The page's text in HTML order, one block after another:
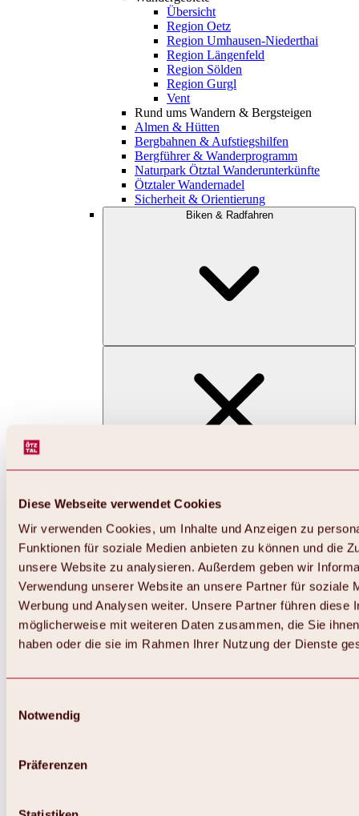
Diese Webseite verwendet Cookies
Wir verwenden Cookies, um Inhalte und Anzeigen zu
Funktionen für soziale Medien anbieten zu können und die
unsere Website zu analysieren. Außerdem geben wir
Verwendung unserer Website an unsere Partner für soziale
Werbung und Analysen weiter. Unsere Partner führen diese
möglicherweise mit weiteren Daten zusammen, die Sie
haben oder die sie im Rahmen Ihrer Nutzung der Dienste
Notwendig
Präferenzen
Übersicht
Region Oetz
Region Umhausen-Niederthai
Region Längenfeld
Region Sölden
Region Gurgl
Vent
Rund ums Wandern & Bergsteigen
Almen & Hütten
Bergbahnen & Aufstiegshilfen
Bergführer & Wanderprogramm
Naturpark Ötztal Wanderunterkünfte
Ötztaler Wandernadel
Sicherheit & Orientierung
Biken & Radfahren